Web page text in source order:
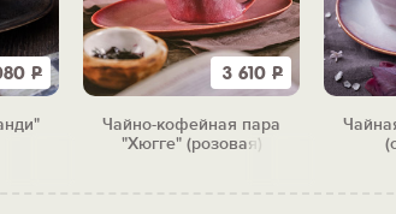
Р 3 610 Р
Чайно-кофейная пара
"Хюгге" (розовая)